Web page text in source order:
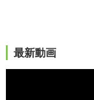
最新動画